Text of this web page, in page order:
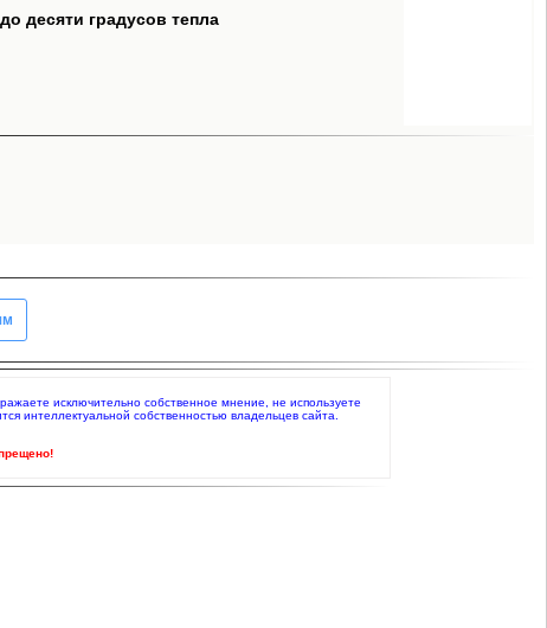
десяти градусов тепла
исключительно собственное мнение, не используете
интеллектуальной собственностью владельцев сайта.